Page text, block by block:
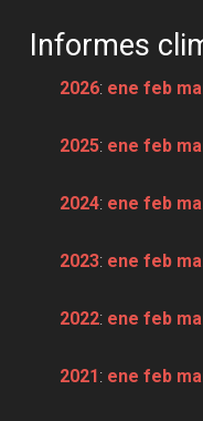
Informes
2026: ene feb
2025: ene feb
2024: ene feb
2023: ene feb
2022: ene feb
2021: ene feb